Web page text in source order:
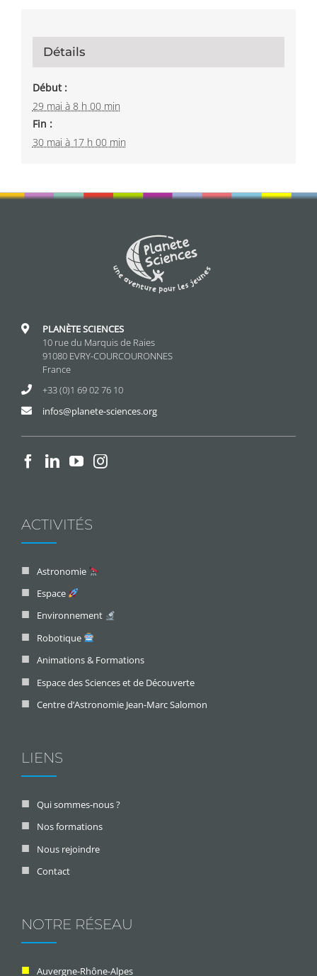
Détails
Début :
29 mai à 8 h 00 min
Fin :
30 mai à 17 h 00 min
PLANÈTE SCIENCES
10 rue du Marquis de Raies
91080 EVRY-COURCOURONNES
France
+33 (0)1 69 02 76 10
infos@planete-sciences.org
ACTIVITÉS
Astronomie
Espace
Environnement
Robotique
Animations & Formations
Espace des Sciences et de Découverte
Centre d’Astronomie Jean-Marc Salomon
LIENS
Qui sommes-nous ?
Nos formations
Nous rejoindre
Contact
NOTRE RÉSEAU
Auvergne-Rhône-Alpes